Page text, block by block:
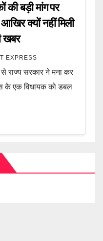
की बड़ी मांग पर
क्यों नहीं मिली
खबर
EXPRESS
से राज्य सरकार ने मना कर
के एक विधायक को डबल